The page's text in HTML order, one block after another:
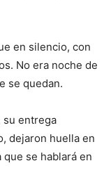
en silencio, con
No era noche de
se quedan.
su entrega
dejaron huella en
se hablará en